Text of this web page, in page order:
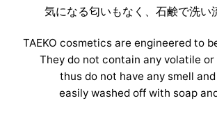
気になる匂いもなく、石鹸で洗い
TAEKO cosmetics are engineered to
They do not contain any volatile or
thus do not have any smell
easily washed off with soap